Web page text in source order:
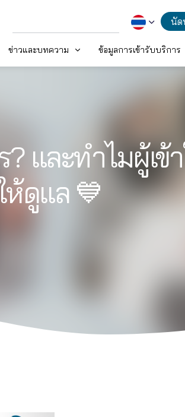
นัด
ข่าวและบทความ ข้อมูลการเข้ารับบริการ
และทำไมผู้เข้
ห้ดูแล 💙